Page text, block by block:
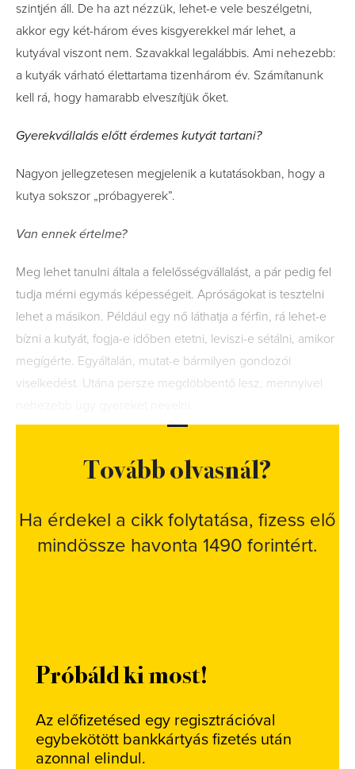
szintjén áll. De ha azt nézzük, lehet-e vele beszél­getni,
akkor egy két-három éves kisgyerekkel már lehet, a
kutyával viszont nem. Szavakkal legalábbis. Ami nehezebb:
a kutyák várható élettartama tizenhárom év. Számítanunk
kell rá, hogy hamarabb elveszítjük őket.
Gyerekvállalás előtt érdemes kutyát tartani?
Nagyon jellegzetesen megjelenik a kutatásokban, hogy a
kutya sokszor „próbagyerek”.
Van ennek értelme?
Meg lehet tanulni általa a felelősség­vállalást, a pár pedig fel
tudja mérni egymás képességeit. Apróságokat is tesztelni
lehet a másikon. Például egy nő láthatja a férfin, rá lehet-e
bízni a kutyát, fogja-e időben etetni, leviszi-e sétálni, amikor
megígérte. Egyáltalán, mutat-e bármilyen gondozói
viselkedést. Utána persze megdöbbentő lesz, mennyivel
Tovább olvasnál?
Ha érdekel a cikk folytatása, fizess elő
mindössze havonta 1490 forintért.
Próbáld ki most!
Az előfizetésed egy regisztrációval
egybekötött bankkártyás fizetés után
azonnal elindul.